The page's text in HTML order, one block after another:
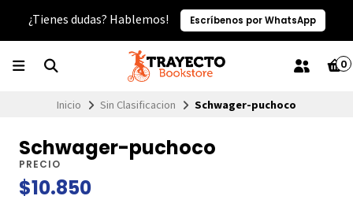
¿Tienes dudas? Hablemos! Escríbenos por WhatsApp
0
Inicio Sin Clasificacion Schwager-puchoco
Schwager-puchoco
PRECIO
$10.850